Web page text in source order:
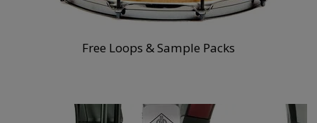
Free Loops & Sample Packs